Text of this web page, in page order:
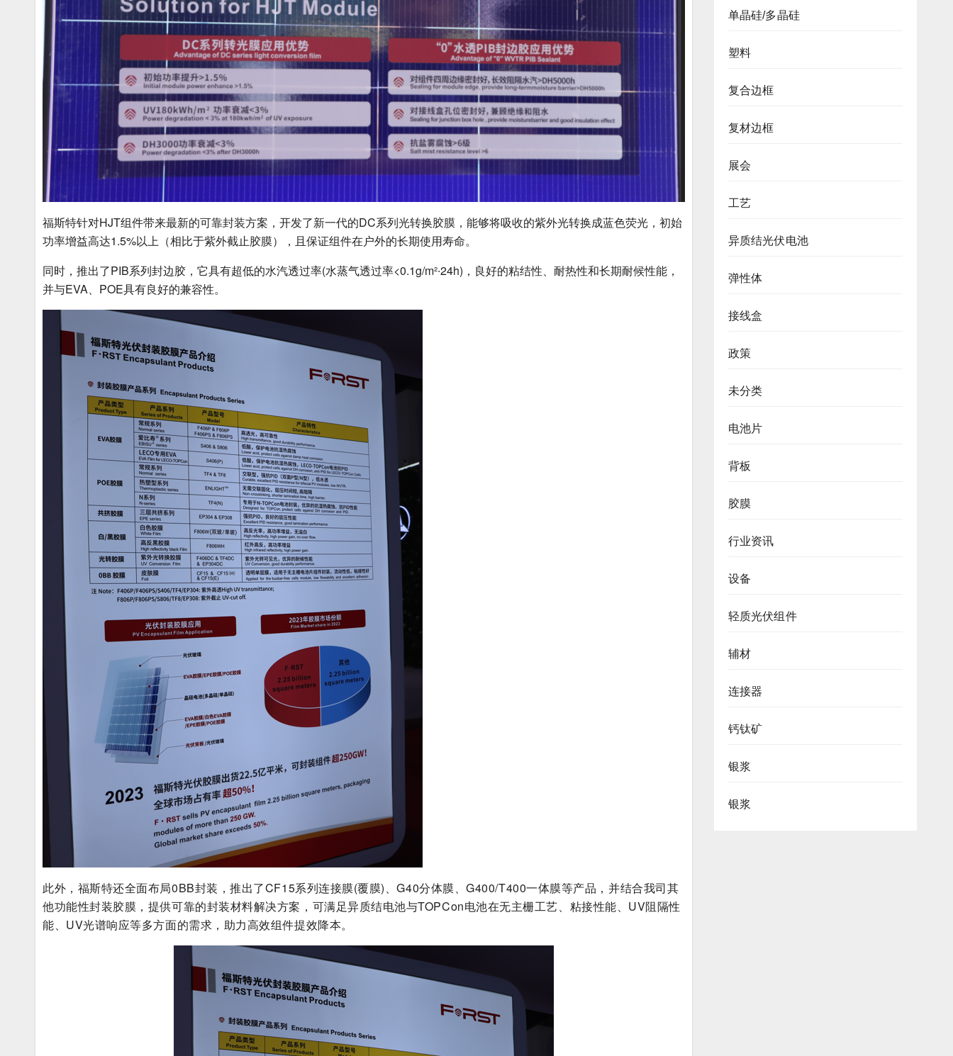
福斯特针对HJT组件带来最新的可靠封装方案，开发了新一代的DC系列光转换胶膜，能够将吸收的紫外光转换成蓝色荧光，初始
功率增益高达1.5%以上（相比于紫外截止胶膜），且保证组件在户外的长期使用寿命。
同时，推出了PIB系列封边胶，它具有超低的水汽透过率(水蒸气透过率<0.1g/m²∙24h)，良好的粘结性、耐热性和长期耐候性能，
并与EVA、POE具有良好的兼容性。
此外，福斯特还全面布局0BB封装，推出了CF15系列连接膜(覆膜)、G40分体膜、G400/T400一体膜等产品，并结合我司其
他功能性封装胶膜，提供可靠的封装材料解决方案，可满足异质结电池与TOPCon电池在无主栅工艺、粘接性能、UV阻隔性
能、UV光谱响应等多方面的需求，助力高效组件提效降本。
单晶硅/多晶硅
塑料
复合边框
复材边框
展会
工艺
异质结光伏电池
弹性体
接线盒
政策
未分类
电池片
背板
胶膜
行业资讯
设备
轻质光伏组件
辅材
连接器
钙钛矿
银浆
银浆